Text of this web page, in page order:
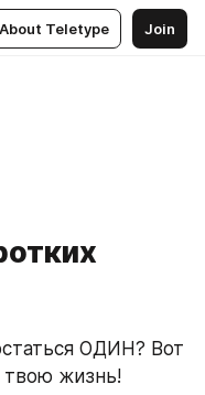
About Teletype Join
ОДИН? Вот
жизнь!